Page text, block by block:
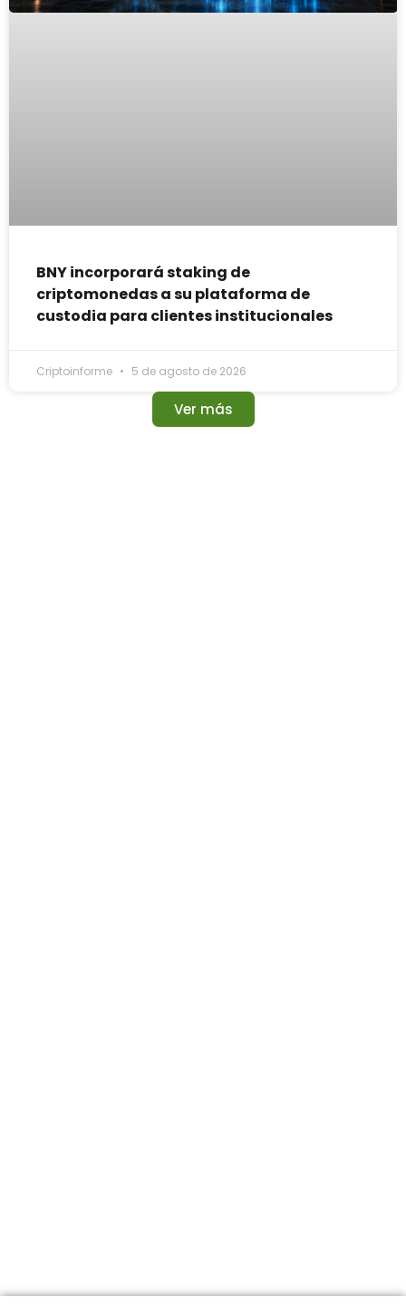
BNY incorporará staking de
criptomonedas a su plataforma de
custodia para clientes institucionales
Criptoinforme 5 de agosto de 2026
Ver más